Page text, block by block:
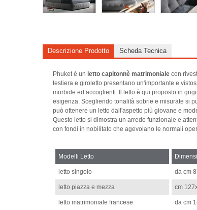
Descrizione Prodotto Scheda Tecnica
Phuket è un letto capitonnè matrimoniale con
testiera e giroletto presentano un'importante e
morbide ed accoglienti. Il letto è qui proposto in
esigenza. Scegliendo tonalità sobrie e misurate si
può ottenere un letto dall'aspetto più giovane e
Questo letto si dimostra un arredo funzionale e
con fondi in nobilitato che agevolano le normali
Modelli Letto
letto singolo da cm
letto piazza e mezza cm
letto matrimoniale francese da cm